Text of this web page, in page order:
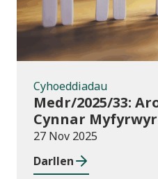
Cyhoeddiadau
Medr/2025/33:
Cynnar
2025/26
27 Nov 2025
Darllen